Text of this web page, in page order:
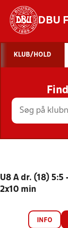
DBU
KLUB/HOLD
U8 A dr. (18)
2x10 min
INFO